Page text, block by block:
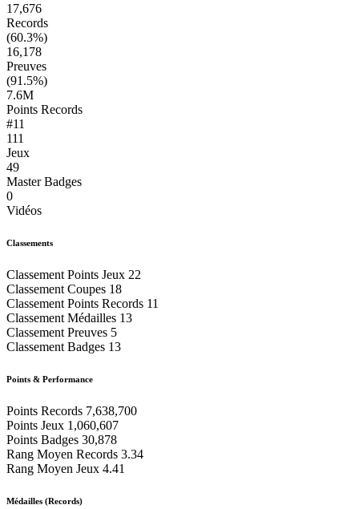
17,676
Records
(60.3%)
16,178
Preuves
(91.5%)
7.6M
Points Records
#11
111
Jeux
49
Master Badges
0
Vidéos
Classements
Classement Points Jeux 22
Classement Coupes 18
Classement Points Records 11
Classement Médailles 13
Classement Preuves 5
Classement Badges 13
Points & Performance
Points Records 7,638,700
Points Jeux 1,060,607
Points Badges 30,878
Rang Moyen Records 3.34
Rang Moyen Jeux 4.41
Médailles (Records)